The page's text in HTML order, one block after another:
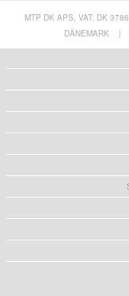
MTP DK APS, VAT: DK
DÄNEMARK
|